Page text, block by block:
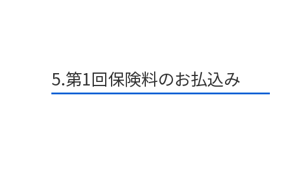
5.第1回保険料のお払込み